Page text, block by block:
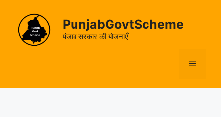
content
PunjabGovtScheme
पंजाब सरकार की योजनाएँ
Menu